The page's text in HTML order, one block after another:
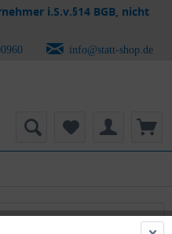
i.S.v.§14 BGB, nicht
info@statt-shop.de